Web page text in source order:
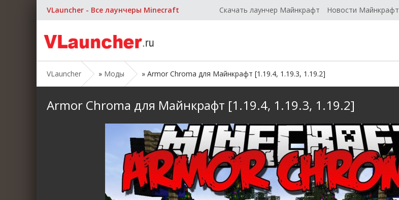
VLauncher - Все лаунчеры Minecraft Скачать лаунчер Майнкрафт Новости Майнкрафт
VLauncher » Моды » Armor Chroma для Майнкрафт [1.19.4, 1.19.3, 1.19.2]
Armor Chroma для Майнкрафт [1.19.4, 1.19.3, 1.19.2]